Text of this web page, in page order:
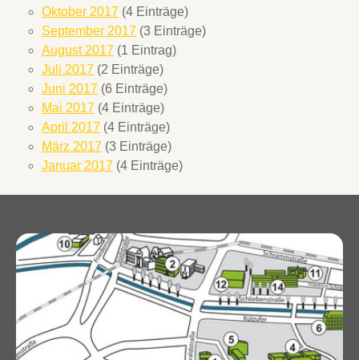
Oktober 2017 (4 Einträge)
September 2017 (3 Einträge)
August 2017 (1 Eintrag)
Juli 2017 (2 Einträge)
Juni 2017 (6 Einträge)
Mai 2017 (4 Einträge)
April 2017 (4 Einträge)
März 2017 (3 Einträge)
Januar 2017 (4 Einträge)